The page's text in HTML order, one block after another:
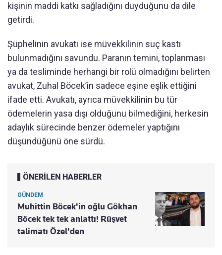
kişinin maddi katkı sağladığını duyduğunu da dile
getirdi.
Şüphelinin avukatı ise müvekkilinin suç kastı
bulunmadığını savundu. Paranın temini, toplanması
ya da tesliminde herhangi bir rolü olmadığını belirten
avukat, Zuhal Böcek’in sadece eşine eşlik ettiğini
ifade etti. Avukatı, ayrıca müvekkilinin bu tür
ödemelerin yasa dışı olduğunu bilmediğini, herkesin
adaylık sürecinde benzer ödemeler yaptığını
düşündüğünü öne sürdü.
ÖNERİLEN HABERLER
GÜNDEM
Muhittin Böcek'in oğlu Gökhan
Böcek tek tek anlattı! Rüşvet
talimatı Özel'den